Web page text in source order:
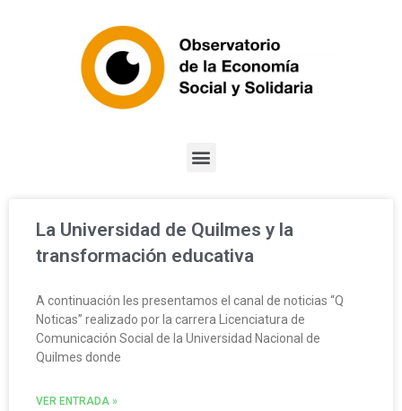
La Universidad de Quilmes y la
transformación educativa
A continuación les presentamos el canal de noticias “Q
Noticas” realizado por la carrera Licenciatura de
Comunicación Social de la Universidad Nacional de
Quilmes donde
VER ENTRADA »